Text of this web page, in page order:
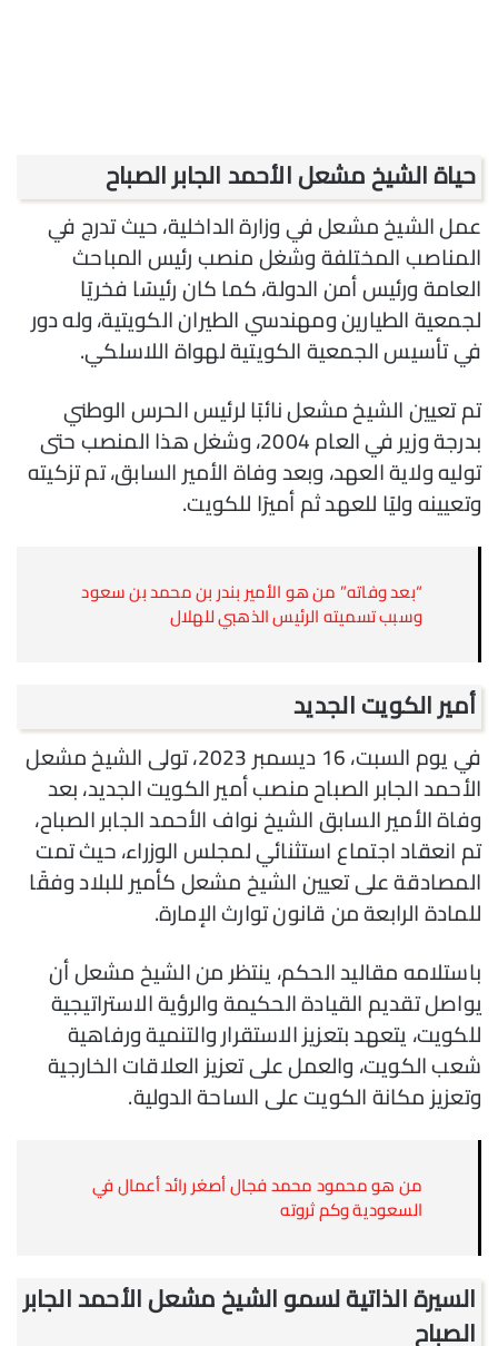
حياة الشيخ مشعل الأحمد الجابر الصباح
عمل الشيخ مشعل في وزارة الداخلية، حيث تدرج في
المناصب المختلفة وشغل منصب رئيس المباحث
العامة ورئيس أمن الدولة، كما كان رئيسًا فخريًا
لجمعية الطيارين ومهندسي الطيران الكويتية، وله دور
في تأسيس الجمعية الكويتية لهواة اللاسلكي.
تم تعيين الشيخ مشعل نائبًا لرئيس الحرس الوطني
بدرجة وزير في العام 2004، وشغل هذا المنصب حتى
توليه ولاية العهد، وبعد وفاة الأمير السابق، تم تزكيته
وتعيينه وليًا للعهد ثم أميرًا للكويت.
“بعد وفاته” من هو الأمير بندر بن محمد بن سعود
وسبب تسميته الرئيس الذهبي للهلال
أمير الكويت الجديد
في يوم السبت، 16 ديسمبر 2023، تولى الشيخ مشعل
الأحمد الجابر الصباح منصب أمير الكويت الجديد، بعد
وفاة الأمير السابق الشيخ نواف الأحمد الجابر الصباح،
تم انعقاد اجتماع استثنائي لمجلس الوزراء، حيث تمت
المصادقة على تعيين الشيخ مشعل كأمير للبلاد وفقًا
للمادة الرابعة من قانون توارث الإمارة.
باستلامه مقاليد الحكم، ينتظر من الشيخ مشعل أن
يواصل تقديم القيادة الحكيمة والرؤية الاستراتيجية
للكويت، يتعهد بتعزيز الاستقرار والتنمية ورفاهية
شعب الكويت، والعمل على تعزيز العلاقات الخارجية
وتعزيز مكانة الكويت على الساحة الدولية.
من هو محمود محمد فجال أصغر رائد أعمال في
السعودية وكم ثروته
السيرة الذاتية لسمو الشيخ مشعل الأحمد الجابر
الصباح